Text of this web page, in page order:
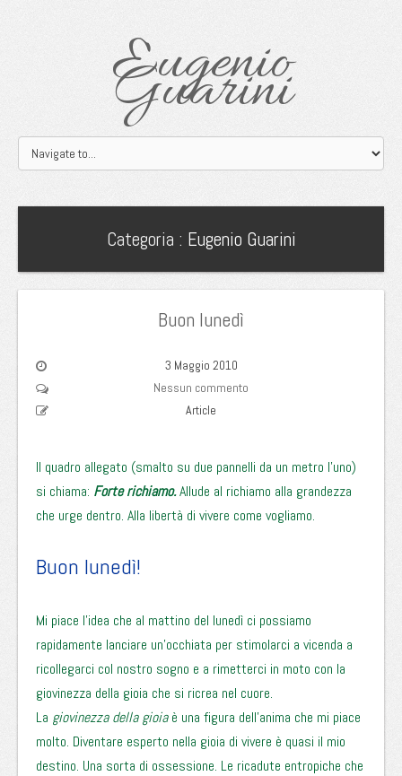
Eugenio
Guarini
Categoria : Eugenio Guarini
Buon lunedì
3 Maggio 2010
Nessun commento
Article
Il quadro allegato (smalto su due pannelli da un metro l’uno)
si chiama: Forte richiamo.Allude al richiamo alla grandezza
che urge dentro. Alla libertà di vivere come vogliamo.
Buon lunedì!
Mi piace l’idea che al mattino del lunedì ci possiamo
rapidamente lanciare un’occhiata per stimolarci a vicenda a
ricollegarci col nostro sogno e a rimetterci in moto con la
giovinezza della gioia che si ricrea nel cuore.
La giovinezza della gioiaè una figura dell’anima che mi piace
molto. Diventare esperto nella gioia di vivere è quasi il mio
destino. Una sorta di ossessione. Le ricadute entropiche che